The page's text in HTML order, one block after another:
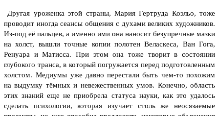
Другая уроженка этой страны, Мария Гертруда Коэльо, тоже
проводит иногда сеансы общения с духами великих художников.
Из-под её пальцев, а именно ими она наносит безупречные мазки
на холст, вышли точные копии полотен Веласкеса, Ван Гога,
Ренуара и Матисса. При этом она тоже творит в состоянии
глубокого транса, в который погружается перед подготовленным
холстом. Медиумы уже давно перестали быть чем-то похожим
на выдумку тёмных и невежественных умов. Конечно, область
этих знаний еще не приобрела статуса науки, как это удалось
сделать психологии, которая изучает столь же неосязаемые